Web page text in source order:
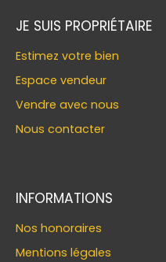
JE SUIS PROPRIÉTAIRE
Estimez votre bien
Espace vendeur
Vendre avec nous
Nous contacter
INFORMATIONS
Nos honoraires
Mentions légales